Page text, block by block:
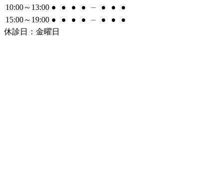
10:00～13:00 ● ● ● ● ⏤ ● ●
●
15:00～19:00 ● ● ● ● ⏤ ● ●
●
休診日：金曜日